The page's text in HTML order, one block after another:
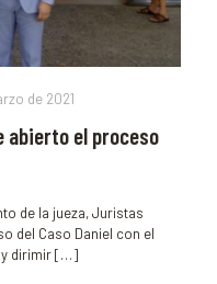
de 2021
abierto el proceso
de la jueza, Juristas
del Caso Daniel con el
dirimir[…]